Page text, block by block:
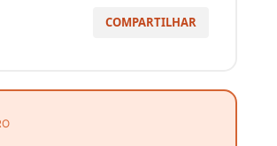
COMPARTILHAR